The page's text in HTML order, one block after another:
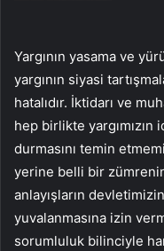
Yargının yasama ve
yargının siyasi
hatalıdır. İktidarı ve
hep birlikte
durmasını temin
yerine belli bir
anlayışların
yuvalanmasına izin
sorumluluk bilinciyle